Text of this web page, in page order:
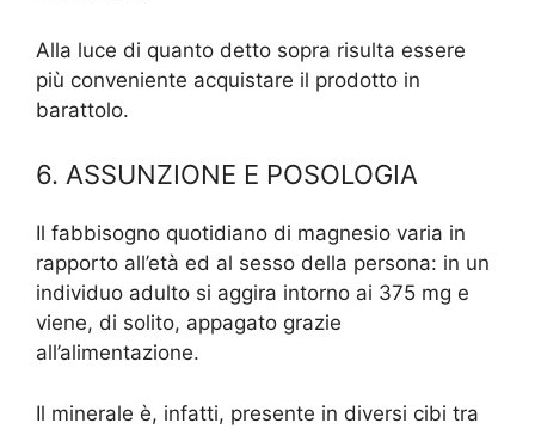
Alla luce di quanto detto sopra risulta essere
più conveniente acquistare il prodotto in
barattolo.
6. ASSUNZIONE E POSOLOGIA
Il fabbisogno quotidiano di magnesio varia in
rapporto all’età ed al sesso della persona: in un
individuo adulto si aggira intorno ai 375 mg e
viene, di solito, appagato grazie
all’alimentazione.
Il minerale è, infatti, presente in diversi cibi tra